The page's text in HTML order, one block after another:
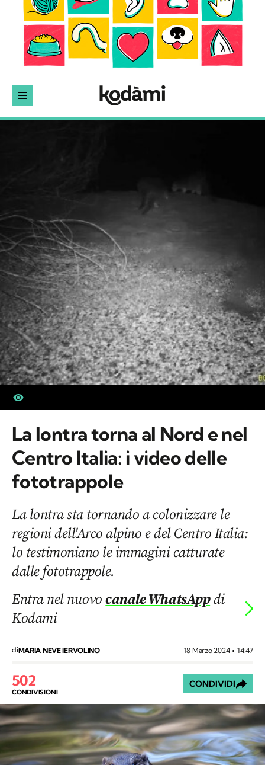
La lontra torna al Nord e nel
Centro Italia: i video delle
fototrappole
La lontra sta tornando a colonizzare le
regioni dell'Arco alpino e del Centro Italia:
lo testimoniano le immagini catturate
dalle fototrappole.
Entra nel nuovocanale WhatsAppdi
Kodami
diMARIA NEVE IERVOLINO 18 Marzo 2024 14:47
502
CONDIVISIONI
CONDIVIDI